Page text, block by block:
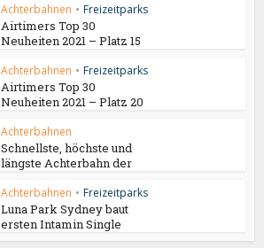
Achterbahnen • Freizeitparks
Airtimers Top 30
Neuheiten 2021 – Platz 15
Achterbahnen • Freizeitparks
Airtimers Top 30
Neuheiten 2021 – Platz 20
Achterbahnen
Schnellste, höchste und
längste Achterbahn der
Achterbahnen • Freizeitparks
Luna Park Sydney baut
ersten Intamin Single